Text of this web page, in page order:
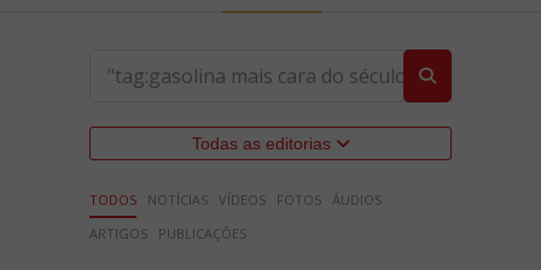
Todas as editorias
TODOS NOTÍCIAS VÍDEOS FOTOS ÁUDIOS
ARTIGOS
PUBLICAÇÕES